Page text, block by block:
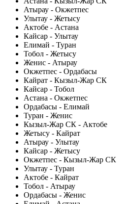
Атырау - Окжетпес
Улытау - Жетысу
Актобе - Астана
Кайсар - Улытау
Елимай - Туран
Тобол - Жетысу
Женис - Атырау
Окжетпес - Ордабасы
Кайрат - Кызыл-Жар СК
Кайсар - Тобол
Астана - Окжетпес
Ордабасы - Елимай
Туран - Женис
Кызыл-Жар СК - Актобе
Жетысу - Кайрат
Атырау - Улытау
Кайсар - Жетысу
Окжетпес - Кызыл-Жар СК
Улытау - Туран
Актобе - Кайрат
Тобол - Атырау
Ордабасы - Женис